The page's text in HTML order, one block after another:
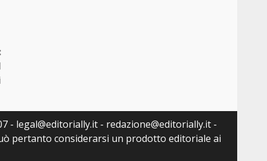
- legal@editorially.it - redazione@editorially.it -
pertanto considerarsi un prodotto editoriale ai